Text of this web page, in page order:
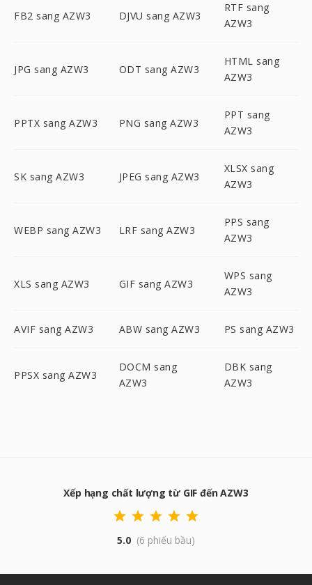
FB2 sang AZW3 DJVU sang AZW3
RTF sang
AZW3
JPG sang AZW3 ODT sang AZW3
HTML sang
AZW3
PPTX sang AZW3 PNG sang AZW3
PPT sang
AZW3
SK sang AZW3 JPEG sang AZW3
XLSX sang
AZW3
WEBP sang AZW3 LRF sang AZW3
PPS sang
AZW3
XLS sang AZW3 GIF sang AZW3
WPS sang
AZW3
AVIF sang AZW3 ABW sang AZW3 PS sang AZW3
PPSX sang AZW3
DOCM sang
AZW3
DBK sang
AZW3
Xếp hạng chất lượng từ GIF đến AZW3
5.0 (6 phiếu bầu)